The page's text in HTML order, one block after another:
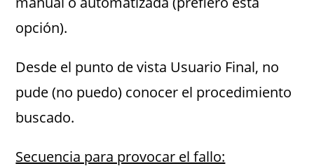
opción).
Desde el punto de vista Usuario Final, no
pude (no puedo) conocer el procedimiento
buscado.
Secuencia para provocar el fallo: